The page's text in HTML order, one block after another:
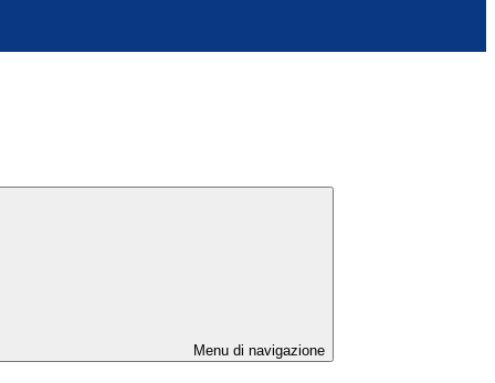
Menu di navigazione